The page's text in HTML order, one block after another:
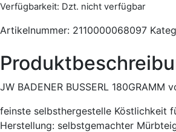
Verfügbarkeit: Dzt. nicht verfügbar
Artikelnummer: 2110000068097
JW BADENER BUSSERL 180GRAMM
feinste selbsthergestelle Köstlichkeit
Herstellung: selbstgemachter